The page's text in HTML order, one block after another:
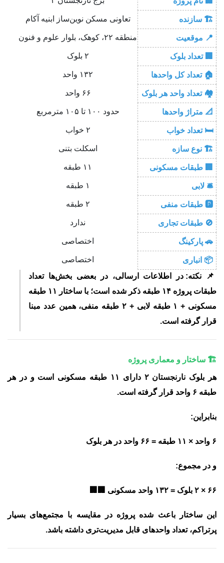
🏗️ سازنده تعاونی مسکن نوین‌ساز ابنیه آکام
📍 موقعیت منطقه ۲۲، کوهک، بلوار علوم و فنون
🏢 تعداد بلوک ۲ بلوک
🏠 تعداد کل واحدها ۱۳۲ واحد
🏘️ تعداد واحد هر بلوک ۶۶ واحد
📐 متراژ واحدها حدود ۱۰۰ تا ۱۰۵ مترمربع
🛏️ تعداد خواب ۲ خواب
🏗️ نوع سازه اسکلت بتنی
🏢 طبقات مسکونی ۱۱ طبقه
🛎️ لابی ۱ طبقه
🅿️ طبقات منفی ۲ طبقه
🚫 طبقات تجاری ندارد
🚗 پارکینگ اختصاصی
📦 انباری
اختصاصی
📌 نکته: در اطلاعات ارسالی، در بعضی بخش‌ها تعداد
طبقات پروژه ۱۴ طبقه ذکر شده است؛ با ساختار ۱۱ طبقه
مسکونی + ۱ طبقه لابی + ۲ طبقه منفی، همین عدد مبنا
قرار گرفته است.
🏗️ ساختار و معماری پروژه
هر بلوک نارنجستان ۲ دارای ۱۱ طبقه مسکونی
است و در هر
طبقه ۶ واحد قرار گرفته است.
بنابراین:
۶ واحد × ۱۱ طبقه = ۶۶ واحد در هر بلوک
و در مجموع:
۶۶ × ۲ بلوک = ۱۳۲ واحد مسکونی 🏢🏢
این ساختار باعث شده پروژه در مقایسه با مجتمع‌های بسیار
پرتراکم، تعداد واحدهای قابل مدیریت‌تری داشته باشد.